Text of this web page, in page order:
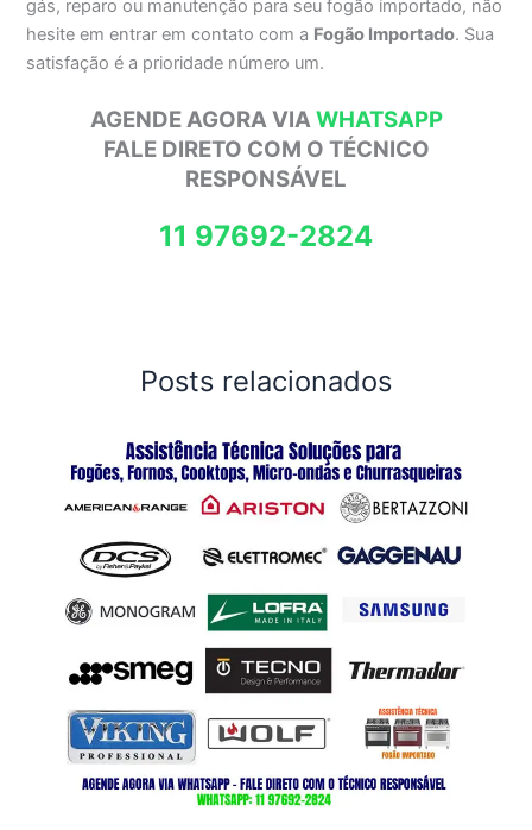
gás, reparo ou manutenção para seu fogão importado, não
hesite em entrar em contato com a Fogão Importado. Sua
satisfação é a prioridade número um.
AGENDE AGORA VIAWHATSAPP
FALE DIRETO COM O TÉCNICO
RESPONSÁVEL
11 97692-2824
Posts relacionados